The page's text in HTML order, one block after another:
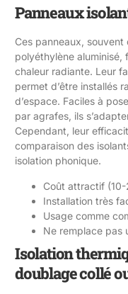
Panneaux
Ces panneaux, souvent
polyéthylène
chaleur radiante. Leur
permet d’être installés
d’espace. Faciles à
par agrafes, ils
Cependant, leur
comparaison des
isolation phonique.
Coût attractif
Installation très
Usage comme
Ne remplace pas
Isolation
doublage collé